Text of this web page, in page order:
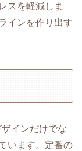
スを軽減しま
インを作り出す
インだけでな
います。定番の